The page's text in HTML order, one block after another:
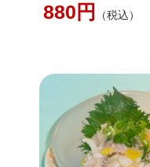
880円
（税込）